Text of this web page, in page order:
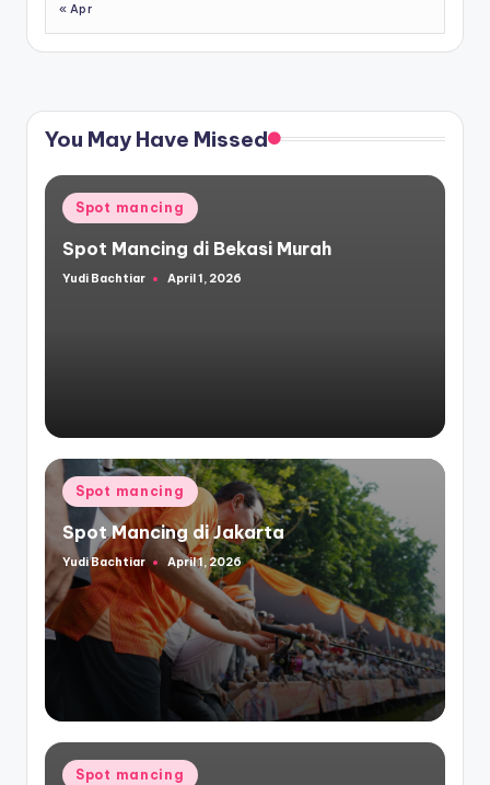
« Apr
You May Have Missed
Posted
in
Spot mancing
Spot Mancing di Bekasi Murah
Posted
Yudi Bachtiar April 1, 2026
Posted
in
Spot mancing
Spot Mancing di Jakarta
Posted
by
Yudi Bachtiar April 1, 2026
Posted
Spot mancing